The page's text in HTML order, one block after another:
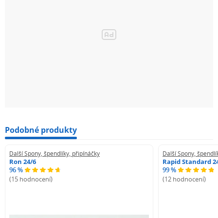
Podobné produkty
Další Spony, špendlíky, připínáčky
Ron 24/6
96 %
(15 hodnocení)
Další Spony,
Rapid Standard
99 %
(12 hodnocení)